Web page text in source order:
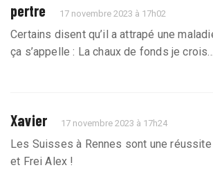
pertre 17 novembre 2023 à 17h02
Certains disent qu’il a attrapé une
ça s’appelle : La chaux de fonds je crois…
Xavier 17 novembre 2023 à 17h24
Les Suisses à Rennes sont une réussite
et Frei Alex !